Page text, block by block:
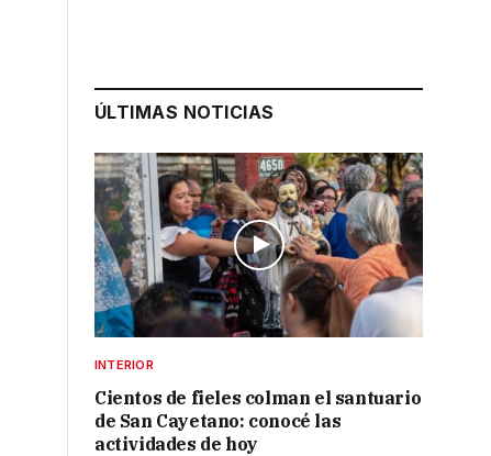
ÚLTIMAS NOTICIAS
INTERIOR
Cientos de fieles colman el santuario
de San Cayetano: conocé las
actividades de hoy